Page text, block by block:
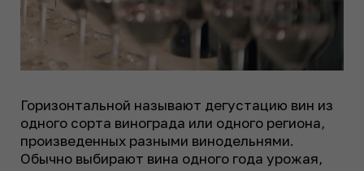
Горизонтальной называют дегустацию вин из
одного сорта винограда или одного региона,
произведенных разными винодельнями.
Обычно выбирают вина одного года урожая,